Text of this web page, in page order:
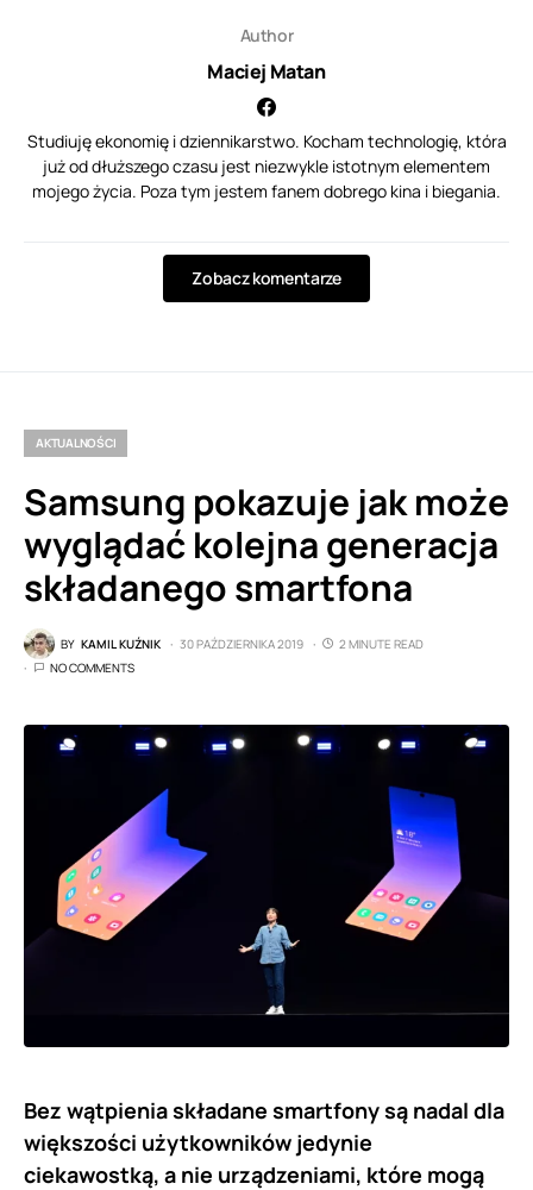
Author
Maciej Matan
Studiuję ekonomię i dziennikarstwo. Kocham technologię, która
już od dłuższego czasu jest niezwykle istotnym elementem
mojego życia. Poza tym jestem fanem dobrego kina i biegania.
Zobacz komentarze
AKTUALNOŚCI
Samsung pokazuje jak może
wyglądać kolejna generacja
składanego smartfona
BY KAMIL KUŹNIK 30 PAŹDZIERNIKA 2019
2 MINUTE READ
NO COMMENTS
Bez wątpienia składane smartfony są nadal dla
większości użytkowników jedynie
ciekawostką, a nie urządzeniami, które mogą